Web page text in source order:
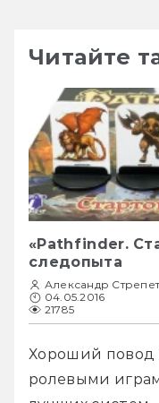
Читайте
«Pathfinder.
следопыта
Александр
04.05.2016
21785
Хороший повод
ролевыми